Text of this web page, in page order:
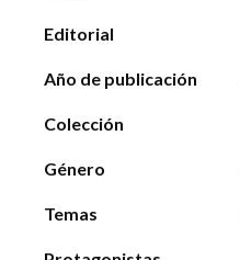
Editorial
Año de publicación
Colección
Género
Temas